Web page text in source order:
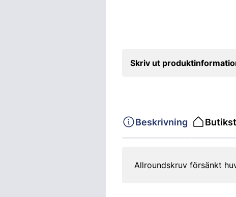
Skriv ut
Beskrivning
Allroundskruv försänkt